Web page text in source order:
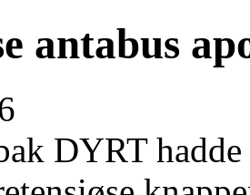
antabus
DYRT